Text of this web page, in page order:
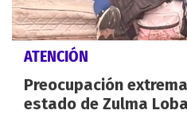
ATENCIÓN
Preocupación
estado de Zulma